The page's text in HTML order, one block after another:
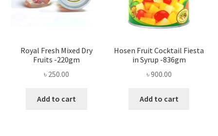
Royal Fresh Mixed Dry
Fruits -220gm
৳ 250.00
Add to cart
Hosen Fruit Cocktail Fiesta
in Syrup -836gm
৳900.00
Add to cart